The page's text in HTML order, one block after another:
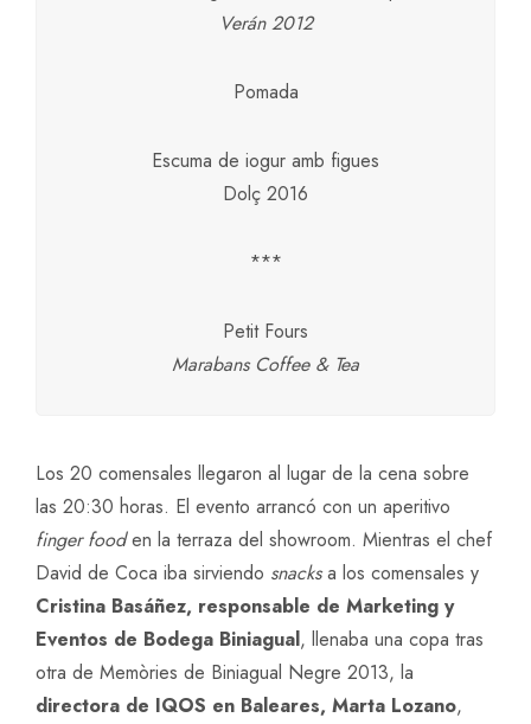
Verán 2012
Pomada
Escuma de iogur amb figues
Dolç 2016
***
Petit Fours
Marabans Coffee & Tea
Los 20 comensales llegaron al lugar de la cena sobre
las 20:30 horas. El evento arrancó con un aperitivo
finger fooden la terraza del showroom. Mientras el chef
David de Coca iba sirviendo snacksa los comensales y
Cristina Basáñez, responsable de Marketing y
Eventos de Bodega Biniagual, llenaba una copa tras
otra de Memòries de Biniagual Negre 2013, la
directora de IQOS en Baleares, Marta Lozano,